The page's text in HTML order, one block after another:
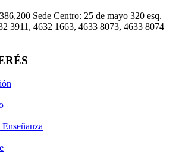
Sede Centro: 25 de mayo 320 esq.
3911, 4632 1663, 4633 8073, 4633 8074